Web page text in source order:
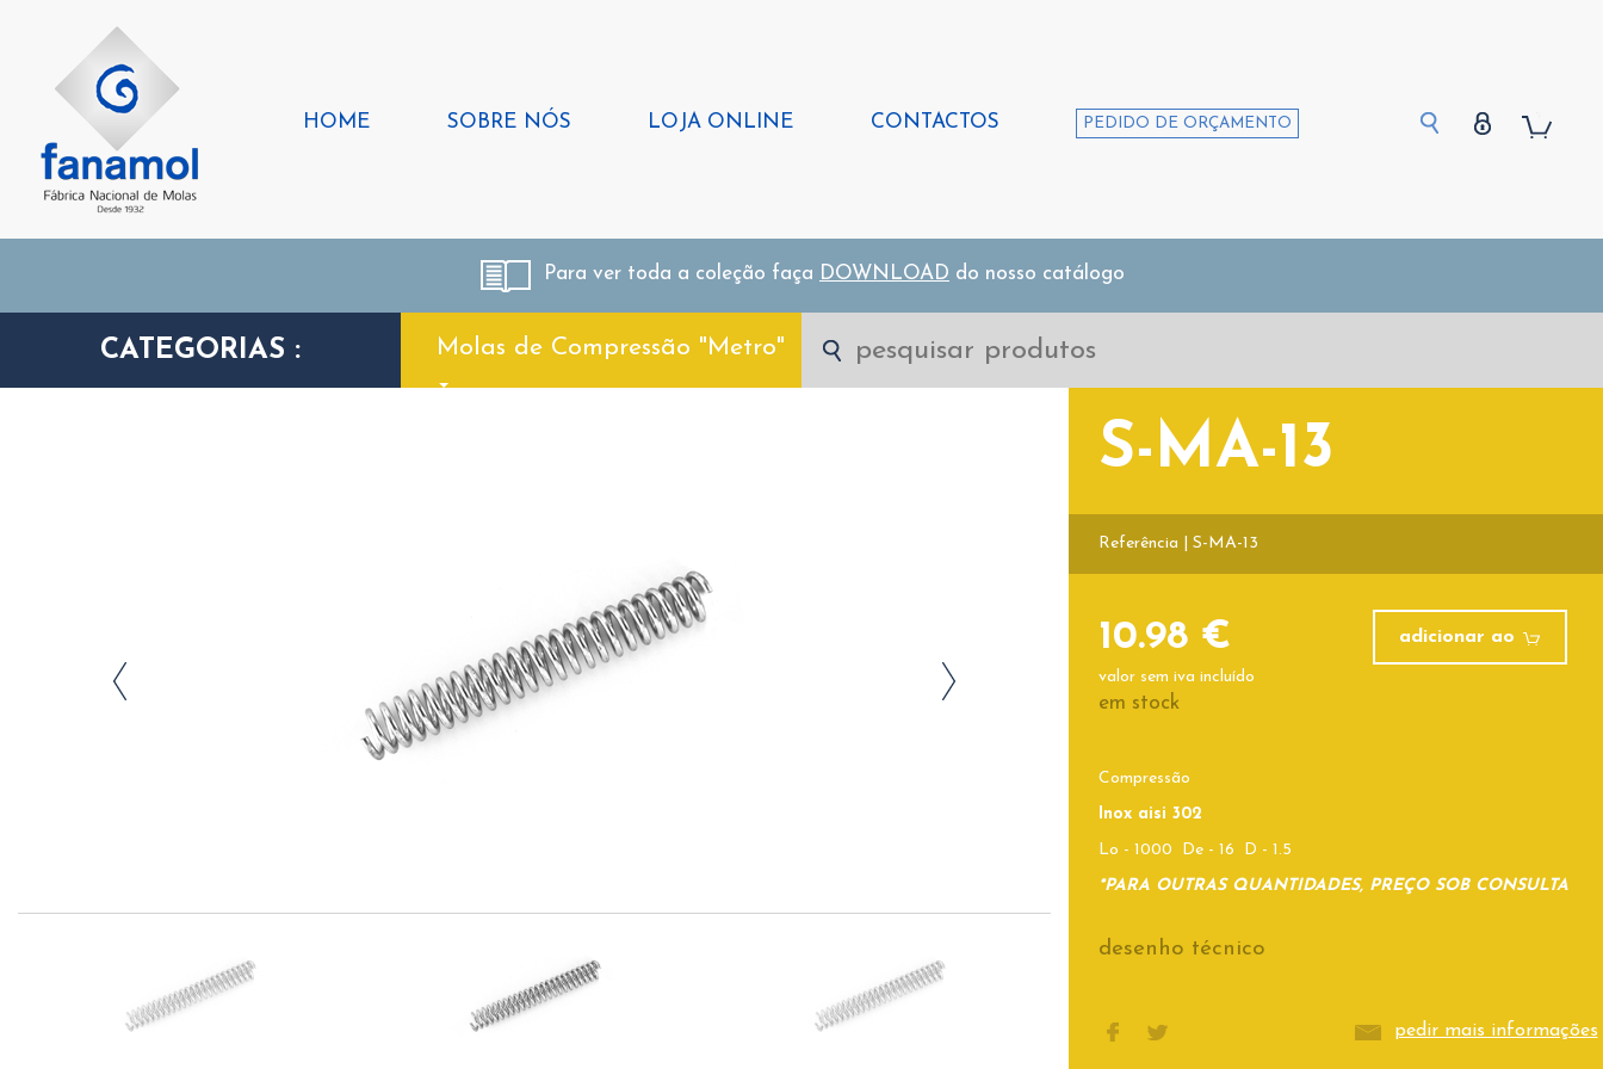
HOME SOBRE NÓS LOJA ONLINE CONTACTOS PEDIDO DE ORÇAMENTO
Para ver toda a coleção faça DOWNLOAD do nosso catálogo
CATEGORIAS : Molas de Compressão "Metro"
S-MA-13
Referência | S-MA-13
10.98 €
valor sem iva incluído
em stock
adicionar ao
Compressão
Inox aisi 302
Lo - 1000 De - 16 D - 1.5
*PARA OUTRAS QUANTIDADES, PREÇO SOB CONSULTA
desenho técnico
pedir mais informações